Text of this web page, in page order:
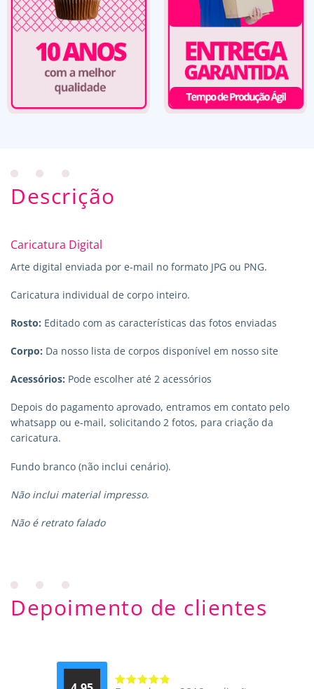
Descrição
Caricatura Digital
Arte digital enviada por e-mail no formato JPG ou PNG.
Caricatura individual de corpo inteiro.
Rosto: Editado com as características das fotos enviadas
Corpo: Da nosso lista de corpos disponível em nosso site
Acessórios: Pode escolher até 2 acessórios
Depois do pagamento aprovado, entramos em contato pelo
whatsapp ou e-mail, solicitando 2 fotos, para criação da
caricatura.
Fundo branco (não inclui cenário).
Não inclui material impresso.
Não é retrato falado
Depoimento de clientes